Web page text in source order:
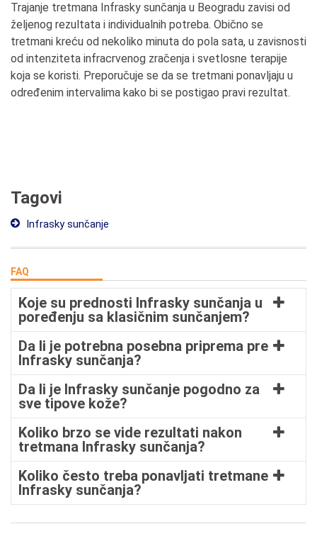
Trajanje tretmana Infrasky sunčanja u Beogradu zavisi od
željenog rezultata i individualnih potreba. Obično se
tretmani kreću od nekoliko minuta do pola sata, u zavisnosti
od intenziteta infracrvenog zračenja i svetlosne terapije
koja se koristi. Preporučuje se da se tretmani ponavljaju u
određenim intervalima kako bi se postigao pravi rezultat.
Tagovi
Infrasky sunčanje
FAQ
Koje su prednosti Infrasky sunčanja u
poređenju sa klasičnim sunčanjem?
Da li je potrebna posebna priprema pre
Infrasky sunčanja?
Da li je Infrasky sunčanje pogodno za
sve tipove kože?
Koliko brzo se vide rezultati nakon
tretmana Infrasky sunčanja?
Koliko često treba ponavljati tretmane
Infrasky sunčanja?